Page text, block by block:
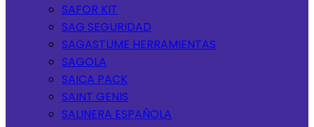
SAFOR KIT
SAG SEGURIDAD
SAGASTUME HERRAMIENTAS
SAGOLA
SAICA PACK
SAINT GENIS
SALINERA ESPAÑOLA